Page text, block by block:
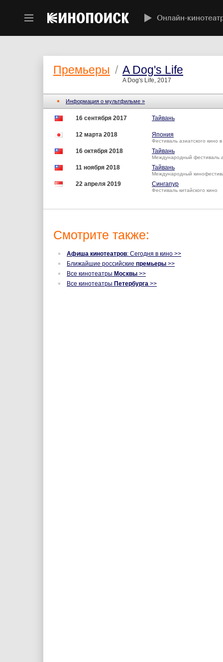
Онлайн-
Премьеры / A Dog's Life
A Dog's Life, 2017
Информация о мультфильме »
16 сентября 2017 Тайвань
12 марта 2018 Япония
Фестиваль азиатского кино
16 октября 2018 Тайвань
Международный фестиваль
11 ноября 2018 Тайвань
Международный
22 апреля 2019 Сингапур
Фестиваль китайского кино
Смотрите также:
Афиша кинотеатров: Сегодня в кино >>
Ближайшие российские премьеры >>
Все кинотеатры Москвы >>
Все кинотеатры Петербурга >>